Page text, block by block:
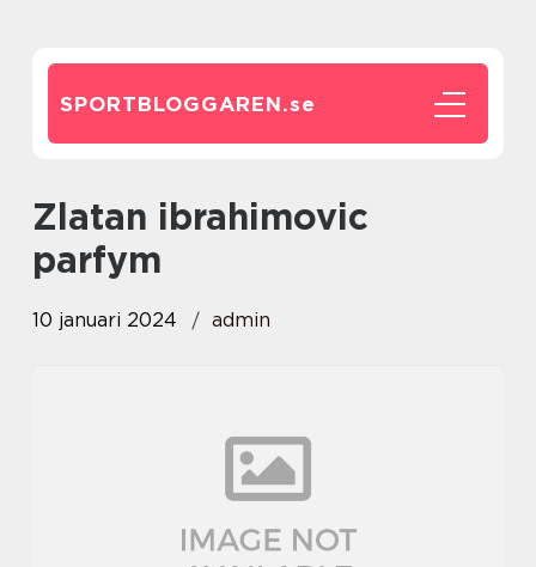
SPORTBLOGGAREN.se
zlatan ibrahimovic
parfym
10 januari 2024 admin